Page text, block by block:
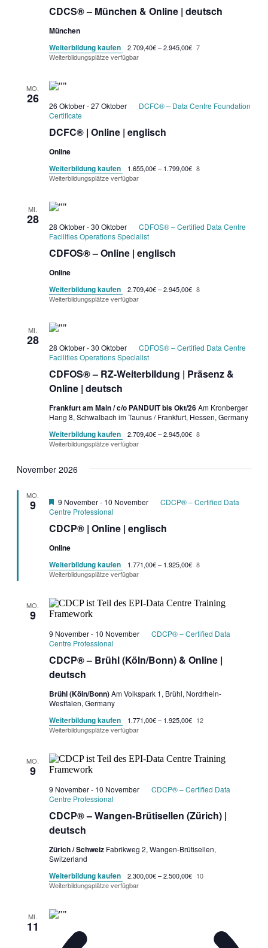
CDCS® – München & Online | deutsch
München
Weiterbildung kaufen
2.709,40€ – 2.945,00€ 7
Weiterbildungsplätze verfügbar
MO.
26
DCFC® | Online | englisch
26 Oktober-27 Oktober
DCFC® – Data Centre Foundation
Certificate
Online
Weiterbildung kaufen
1.655,00€ – 1.799,00€ 8
Weiterbildungsplätze verfügbar
MI.
28
CDFOS® – Online | englisch
28 Oktober-30 Oktober
CDFOS® – Certified Data Centre
Facilities Operations Specialist
Online
Weiterbildung kaufen
2.709,40€ – 2.945,00€ 8
Weiterbildungsplätze verfügbar
MI.
28
CDFOS® – RZ-Weiterbildung | Präsenz &
Online | deutsch
28 Oktober-30 Oktober
CDFOS® – Certified Data Centre
Facilities Operations Specialist
Frankfurt am Main / c/o PANDUIT bis Okt/26Am Kronberger
Hang 8, Schwalbach im Taunus / Frankfurt, Hessen, Germany
Weiterbildung kaufen 2.709,40€ – 2.945,00€ 8
Weiterbildungsplätze verfügbar
November 2026
MO.
9
CDCP® | Online | englisch
Garantietermin
9 November- 10 November
CDCP® – Certified Data
Centre Professional
Online
Weiterbildung kaufen
1.771,00€ – 1.925,00€ 8
Weiterbildungsplätze verfügbar
MO.
9
CDCP® – Brühl (Köln/Bonn) & Online |
deutsch
9 November- 10 November
CDCP® – Certified Data
Centre Professional
Brühl (Köln/Bonn)Am Volkspark 1, Brühl, Nordrhein-
Westfalen, Germany
Weiterbildung kaufen 1.771,00€ – 1.925,00€ 12
Weiterbildungsplätze verfügbar
MO.
9
CDCP® – Wangen-Brütisellen (Zürich) |
deutsch
9 November- 10 November
CDCP® – Certified Data
Centre Professional
Zürich / Schweiz Fabrikweg 2, Wangen-Brütisellen,
Switzerland
Weiterbildung kaufen 2.300,00€ – 2.500,00€ 10
Weiterbildungsplätze verfügbar
MI.
11